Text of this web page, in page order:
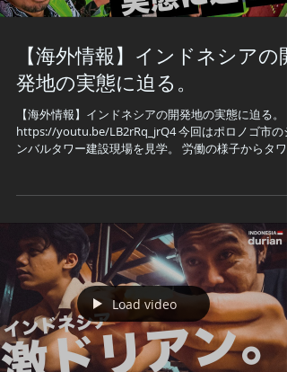
発地の実態に迫る。
【海外情報】インドネシアの開発地の実態に迫る。
ンバルタワー建設現場を見学。 労働の様子からタワ
グ」とは インドネシア・ポロノゴ市発祥の獅子舞。...
Load video